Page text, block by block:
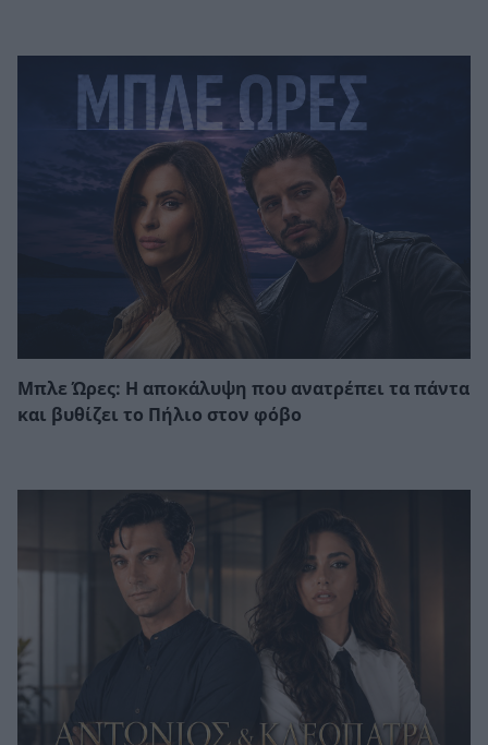
Μπλε Ώρες: Η αποκάλυψη που ανατρέπει τα πάντα
και βυθίζει το Πήλιο στον φόβο